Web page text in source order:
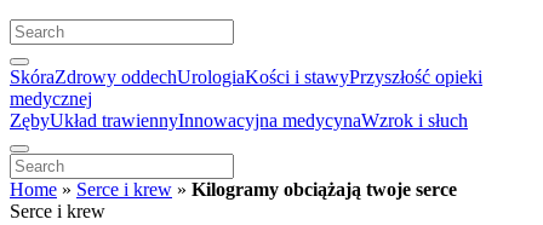
SkóraZdrowy oddechUrologiaKości i stawyPrzyszłość opieki
medycznej
ZębyUkład trawiennyInnowacyjna medycynaWzrok i słuch
Home » Serce i krew » Kilogramy obciążają twoje serce
Serce i krew